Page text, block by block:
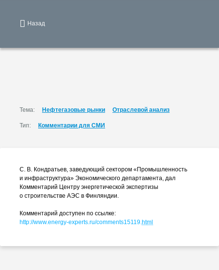
Назад
Тема: Нефтегазовые рынки Отраслевой анализ
Тип: Комментарии для СМИ
С. В. Кондратьев, заведующий сектором «Промышленность
и инфраструктура» Экономического департамента, дал
Комментарий Центру энергетической экспертизы
о строительстве АЭС в Финляндии.
Комментарий доступен по ссылке:
http://www.energy-experts.ru/comments15119.html